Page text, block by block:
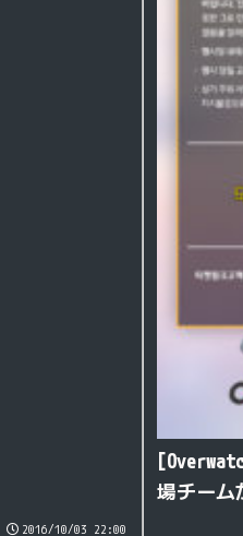
2016/10/03 22:00
場チーム